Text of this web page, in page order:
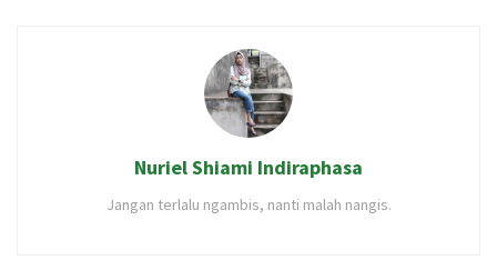
Nuriel Shiami Indiraphasa
Jangan terlalu ngambis, nanti malah nangis.